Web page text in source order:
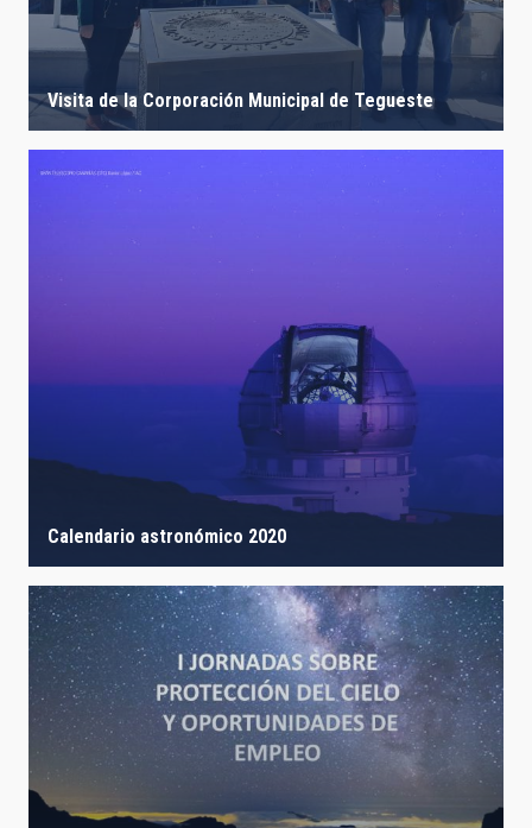
Visita de la Corporación Municipal de Tegueste
Calendario astronómico 2020